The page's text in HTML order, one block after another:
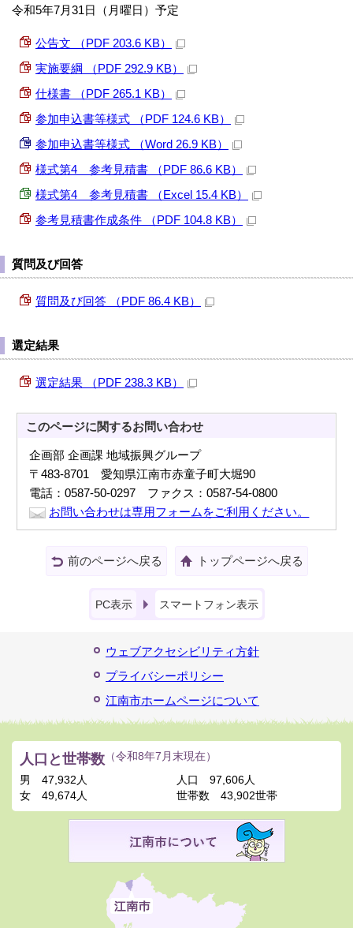
令和5年7月31日（月曜日）予定
公告文 （PDF 203.6 KB）
実施要綱 （PDF 292.9 KB）
仕様書 （PDF 265.1 KB）
参加申込書等様式 （PDF 124.6 KB）
参加申込書等様式 （Word 26.9 KB）
様式第4 参考見積書 （PDF 86.6 KB）
様式第4 参考見積書 （Excel 15.4 KB）
参考見積書作成条件 （PDF 104.8 KB）
質問及び回答
質問及び回答 （PDF 86.4 KB）
選定結果
選定結果 （PDF 238.3 KB）
このページに関するお問い合わせ
企画部 企画課 地域振興グループ
〒483-8701 愛知県江南市赤童子町大堀90
電話：0587-50-0297 ファクス：0587-54-0800
お問い合わせは専用フォームをご利用ください。
前のページへ戻る トップページへ戻る
PC表示 スマートフォン表示
ウェブアクセシビリティ方針
プライバシーポリシー
江南市ホームページについて
人口と世帯数 （令和8年7月末現在）
男
47,932人
女
49,674人
人口
97,606人
世帯数
43,902世帯